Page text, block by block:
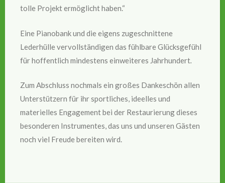
tolle Projekt ermöglicht haben.“
Eine Pianobank und die eigens zugeschnittene
Lederhülle vervollständigen das fühlbare Glücksgefühl
für hoffentlich mindestens einweiteres Jahrhundert.
Zum Abschluss nochmals ein großes Dankeschön allen
Unterstützern für ihr sportliches, ideelles und
materielles Engagement bei der Restaurierung dieses
besonderen Instrumentes, das uns und unseren Gästen
noch viel Freude bereiten wird.